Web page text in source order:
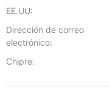
EE.UU:
Dirección de correo
electrónico:
Chipre: